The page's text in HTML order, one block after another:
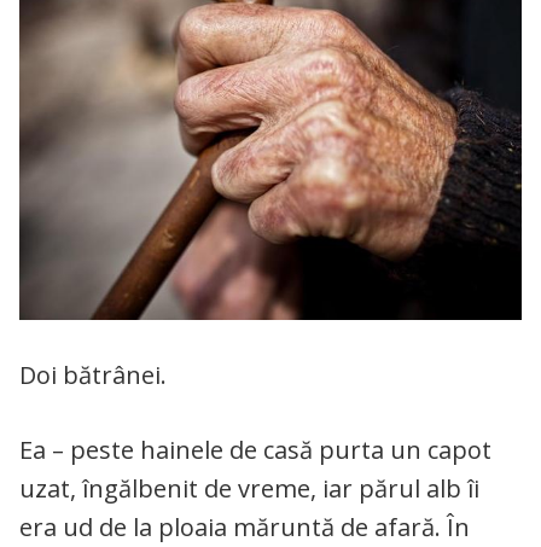
Doi bătrânei.
Ea – peste hainele de casă purta un capot
uzat, îngălbenit de vreme, iar părul alb îi
era ud de la ploaia măruntă de afară. În